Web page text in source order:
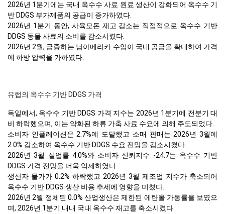
2026년 1분기에는 국내 옥수수 사료 원료 생산이 강화되어 옥수수 기
반 DDGS 부가제품의 공급이 증가하였다.
2026년 1분기 동안, 사육모돈 재고 감소는 직접적으로 옥수수 기반
DDGS 동물 사료의 소비를 감소시켰다.
2026년 2월, 급증하는 남아메리카 수입이 국내 공급을 확대하여 가격
에 하방 압력을 가하였다.
유럽의 옥수수 기반 DDGS 가격
독일에서, 옥수수 기반 DDGS 가격 지수는 2026년 1분기에 전분기 대
비 하락했으며, 이는 약화된 하류 가축 사료 수요에 의해 주도되었다.
소비자 인플레이션은 2.7%에 도달했고 소매 판매는 2026년 3월에
2.0% 감소하여 옥수수 기반 DDGS 수요 전망을 감소시켰다.
2026년 3월 실업률 4.0%와 소비자 신뢰지수 -24.7는 옥수수 기반
DDGS 가격 전망을 더욱 억제하였다.
생산자 물가가 0.2% 하락했고 2026년 3월 제조업 지수가 축소되어
옥수수 기반 DDGS 생산 비용 추세에 영향을 미쳤다.
2026년 2월 정체된 0.0% 산업생산은 제한된 에탄올 가동률을 보였으
며, 2026년 1분기 내내 국내 옥수수 재고를 축소시켰다.